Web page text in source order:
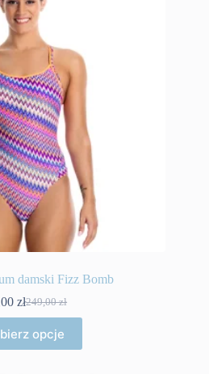
damski Fizz Bomb
249,00zł
Pierwotna
wynosiła:
249,00 zł.
złAktualna
wynosi:
209,00 zł.
opcje
produkt
ma